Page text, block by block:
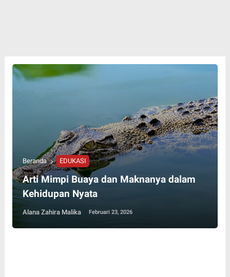
Beranda EDUKASI
Arti Mimpi Buaya dan Maknanya dalam
Kehidupan Nyata
Alana Zahira Malika Februari 23, 2026